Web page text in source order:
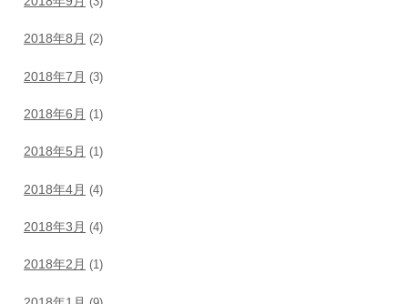
2018年8月 (2)
2018年7月 (3)
2018年6月 (1)
2018年5月 (1)
2018年4月 (4)
2018年3月 (4)
2018年2月 (1)